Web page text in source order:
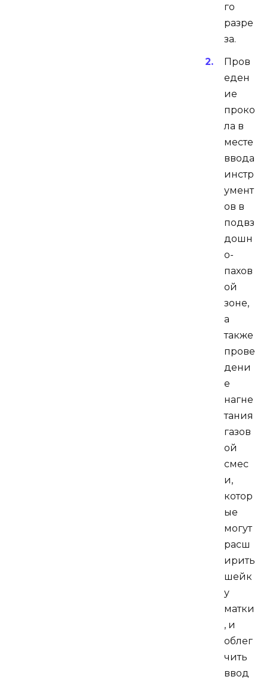
го
разре
за.
Пров
еден
ие
проко
ла в
месте
ввода
инстр
умент
ов в
подвз
дошн
о-
пахов
ой
зоне,
а
также
прове
дени
е
нагне
тания
газов
ой
смес
и,
котор
ые
могут
расш
ирить
шейк
у
матки
, и
облег
чить
ввод